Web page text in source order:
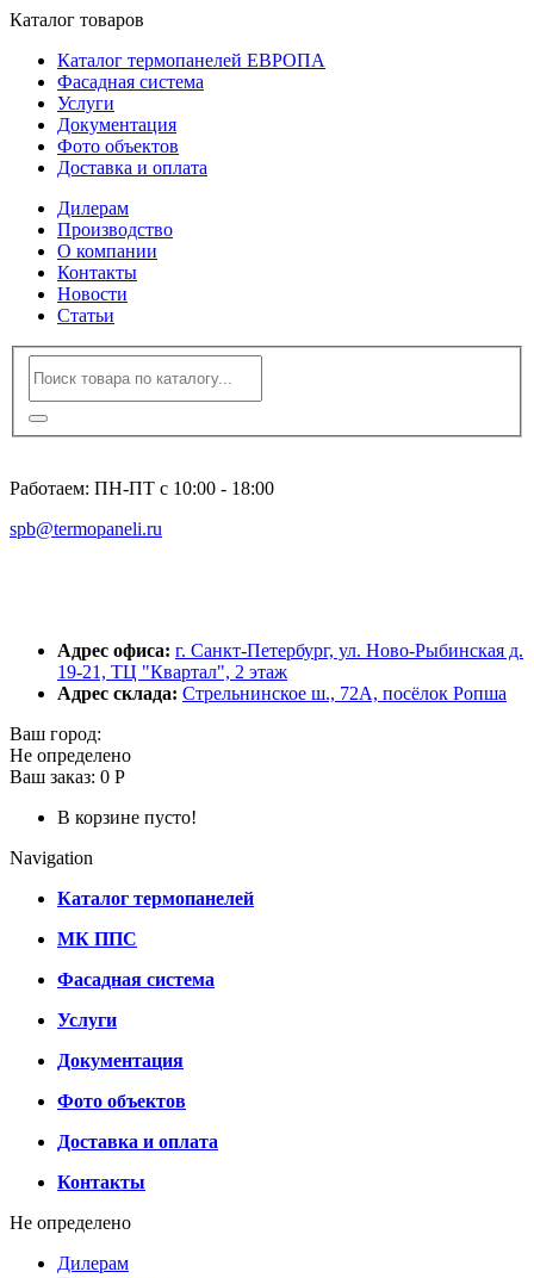
Каталог товаров
Каталог термопанелей ЕВРОПА
Фасадная система
Услуги
Документация
Фото объектов
Доставка и оплата
Дилерам
Производство
О компании
Контакты
Новости
Статьи
Работаем: ПН-ПТ с 10:00 - 18:00
spb@termopaneli.ru
Адрес офиса: г. Санкт-Петербург, ул. Ново-Рыбинская д.
19-21, ТЦ "Квартал", 2 этаж
Адрес склада: Стрельнинское ш., 72А, посёлок Ропша
Ваш город:
Не определено
Ваш заказ: 0 Р
В корзине пусто!
Navigation
Каталог термопанелей
МК ППС
Фасадная система
Услуги
Документация
Фото объектов
Доставка и оплата
Контакты
Не определено
Дилерам